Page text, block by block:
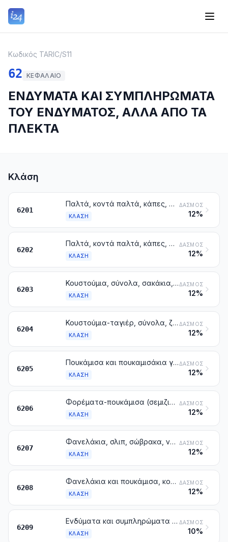
Κωδικός TARIC/S11
62 ΚΕΦΆΛΑΙΟ
ΕΝΔΥΜΑΤΑ ΚΑΙ ΣΥΜΠΛΗΡΩΜΑΤΑ
ΤΟΥ ΕΝΔΥΜΑΤΟΣ, ΑΛΛΑ ΑΠΟ ΤΑ
ΠΛΕΚΤΑ
Κλάση
6201
Παλτά, κοντά παλτά, κάπες, άνορακ, μπλουζόν και παρόμοια είδη, για άντρες ή αγόρια, με εξαίρεση τα είδη της κλάσης 6203
ΚΛΆΣΗ
ΔΑΣΜΌΣ
12%
6202
Παλτά, κοντά παλτά, κάπες, άνορακ, μπλουζόν και παρόμοια είδη, για γυναίκες ή κορίτσια, με εξαίρεση τα είδη της κλάσης 6204
ΚΛΆΣΗ
ΔΑΣΜΌΣ
12%
6203
Κουστούμια, σύνολα, σακάκια, παντελόνια, φόρμες με τιράντες (σαλοπέτ), κοντά παντελόνια που καλύπτουν και το γόνατο και παντελόνια κοντά (σορτς) (άλλα από εκείνα για το μπάνιο), για άντρες ή αγόρια
ΚΛΆΣΗ
ΔΑΣΜΌΣ
12%
6204
Κουστούμια-ταγιέρ, σύνολα, ζακέτες, φορέματα, φούστες, φούστες-παντελόνια (ζιπ-κιλότ), παντελόνια, φόρμες με τιράντες (σαλοπέτ), κοντά παντελόνια που καλύπτουν και το γόνατο και παντελόνια κοντά (σορτς) (άλλα από εκείνα για το μπάνιο), για γυναίκες ή κορίτσια
ΚΛΆΣΗ
ΔΑΣΜΌΣ
12%
6205
Πουκάμισα και πουκαμισάκια για άντρες ή αγόρια
ΚΛΆΣΗ
ΔΑΣΜΌΣ
12%
6206
Φορέματα-πουκάμισα (σεμιζιέ), μπλούζες, μπλούζες-πουκάμισα και πουκαμισάκια για γυναίκες ή κορίτσια
ΚΛΆΣΗ
ΔΑΣΜΌΣ
12%
6207
Φανελάκια, σλιπ, σώβρακα, νυχτικά, πιτζάμες, ρόμπες λουτρού, ρόμπες δωματίου και παρόμοια είδη, για άντρες ή αγόρια
ΚΛΆΣΗ
ΔΑΣΜΌΣ
12%
6208
Φανελάκια και πουκάμισα, κομπινεζόν ή μεσοφόρια, μισά μεσοφόρια, σλιπ, νυχτικά, πιτζάμες, ελαφρές ρόμπες για το σπίτι (νεγκλιζέ), ρόμπες λουτρού, ρόμπες δωματίου και παρόμοια είδη, για γυναίκες ή κορίτσια
ΚΛΆΣΗ
ΔΑΣΜΌΣ
12%
6209
Ενδύματα και συμπληρώματα του ενδύματος για βρέφη
ΚΛΆΣΗ
ΔΑΣΜΌΣ
10%